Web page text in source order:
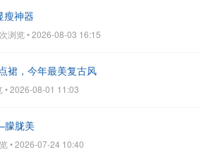
瘦神器
浏览 • 2026-08-03 16:15
裙，今年最美复古风
• 2026-08-01 11:03
朦胧美
• 2026-07-24 10:40